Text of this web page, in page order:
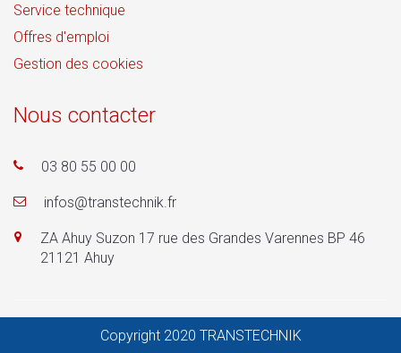
Service technique
Offres d'emploi
Gestion des cookies
Nous contacter
03 80 55 00 00
infos@transtechnik.fr
ZA Ahuy Suzon 17 rue des Grandes Varennes BP 46
21121 Ahuy
Copyright 2020 TRANSTECHNIK